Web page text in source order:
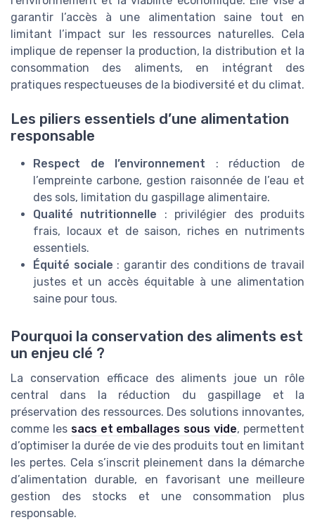
garantir l’accès à une alimentation saine tout en
limitant l’impact sur les ressources naturelles. Cela
implique de repenser la production, la distribution et la
consommation des aliments, en intégrant des
pratiques respectueuses de la biodiversité et du climat.
Les piliers essentiels d’une alimentation
responsable
Respect de l’environnement : réduction de
l’empreinte carbone, gestion raisonnée de l’eau et
des sols, limitation du gaspillage alimentaire.
Qualité nutritionnelle : privilégier des produits
frais, locaux et de saison, riches en nutriments
essentiels.
Équité sociale : garantir des conditions de travail
justes et un accès équitable à une alimentation
saine pour tous.
Pourquoi la conservation des aliments est
un enjeu clé ?
La conservation efficace des aliments joue un rôle
central dans la réduction du gaspillage et la
préservation des ressources. Des solutions innovantes,
comme les sacs et emballages sous vide, permettent
d’optimiser la durée de vie des produits tout en limitant
les pertes. Cela s’inscrit pleinement dans la démarche
d’alimentation durable, en favorisant une meilleure
gestion des stocks et une consommation plus
responsable.